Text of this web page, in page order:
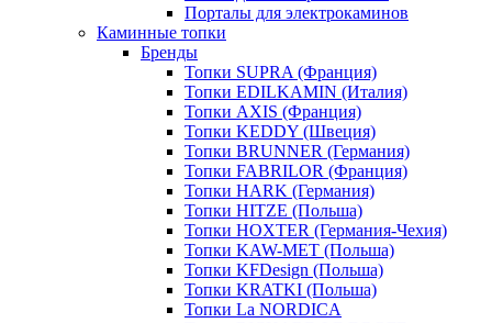
Порталы для электрокаминов
Каминные топки
Бренды
Топки SUPRA (Франция)
Топки EDILKAMIN (Италия)
Топки AXIS (Франция)
Топки KEDDY (Швеция)
Топки BRUNNER (Германия)
Топки FABRILOR (Франция)
Топки HARK (Германия)
Топки HITZE (Польша)
Топки HOXTER (Германия-Чехия)
Топки KAW-MET (Польша)
Топки KFDesign (Польша)
Топки KRATKI (Польша)
Топки La NORDICA